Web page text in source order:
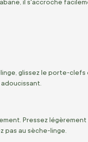
il s'accroche
glissez le porte-
Pressez
pas au sèche-linge.